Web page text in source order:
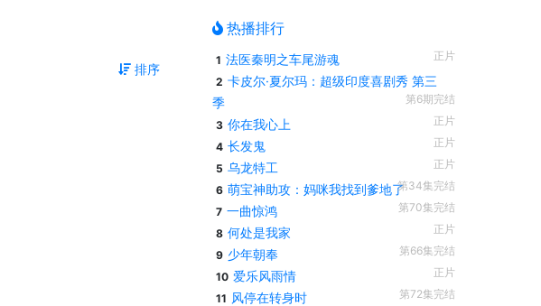
排序
热播排行
1 法医秦明之车尾游魂
正片
2 卡皮尔·夏尔玛：超级印度喜剧秀 第三
季
第6期完结
3 你在我心上
正片
4 长发鬼
正片
5 乌龙特工
正片
6 萌宝神助攻：妈咪我找到爹地了第34集完结
7 一曲惊鸿
第70集完结
8 何处是我家
正片
9 少年朝奉
第66集完结
10 爱乐风雨情
正片
11 风停在转身时
第72集完结